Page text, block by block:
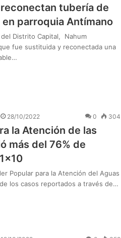
tubería de
parroquia Antímano
Distrito Capital, Nahum
fue sustituida y reconectada una
28/10/2022 0 304
la Atención de las
más del 76% de
Popular para la Atención del Aguas
los casos reportados a través de…